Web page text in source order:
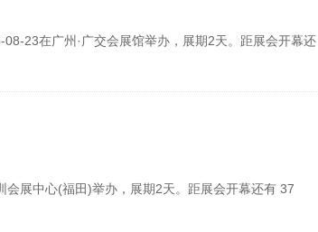
23在广州·广交会展馆举办，展期2天。距展会开幕还
展中心(福田)举办，展期2天。距展会开幕还有 37